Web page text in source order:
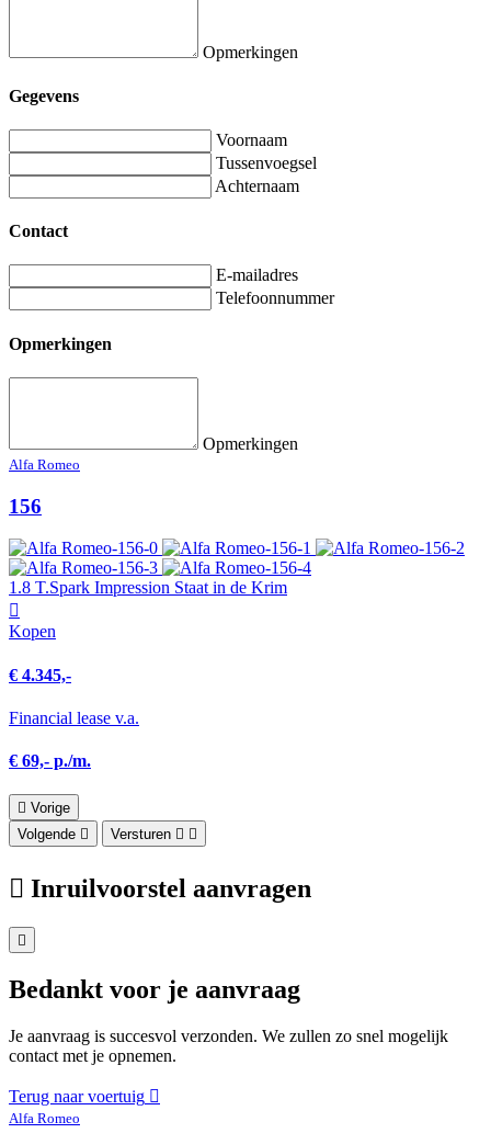
Opmerkingen
Gegevens
Voornaam
Tussenvoegsel
Achternaam
Contact
E-mailadres
Telefoonnummer
Opmerkingen
Opmerkingen
Alfa Romeo
156
1.8 T.Spark Impression Staat in de Krim
Kopen
€ 4.345,-
Financial lease v.a.
€ 69,- p./m.
Vorige
Volgende
Versturen
Inruilvoorstel aanvragen
Bedankt voor je aanvraag
Je aanvraag is succesvol verzonden. We zullen zo snel mogelijk
contact met je opnemen.
Terug naar voertuig
Alfa Romeo